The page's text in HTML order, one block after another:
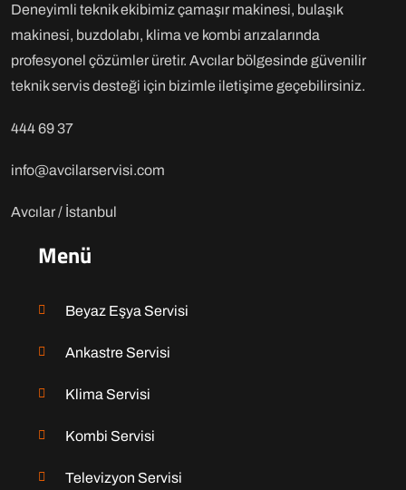
Deneyimli teknik ekibimiz çamaşır makinesi, bulaşık
makinesi, buzdolabı, klima ve kombi arızalarında
profesyonel çözümler üretir. Avcılar bölgesinde güvenilir
teknik servis desteği için bizimle iletişime geçebilirsiniz.
444 69 37
info@avcilarservisi.com
Avcılar / İstanbul
Menü
Beyaz Eşya Servisi
Ankastre Servisi
Klima Servisi
Kombi Servisi
Televizyon Servisi